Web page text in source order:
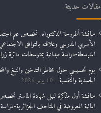
مقالات حديثة
مناقشة أطروحة الدكتوراه تخصص علم
الأسري المدرسي وعلاقته بالتوافق
المتوسطة-دراسة ميدانية بمتوسطات دائرة
يوم تحسيسي حول مخاطر التدخين والتبغ
الجسدية والنفسية
10 يونيو 2026
مناقشة أول مذكرة لنيل شهادة الماستر
المائية المعروضة في المتاحف الجزائرية-